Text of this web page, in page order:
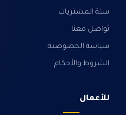
سلة المشتريات
تواصل معنا
سياسة الخصوصية
الشروط والأحكام
للأعمال